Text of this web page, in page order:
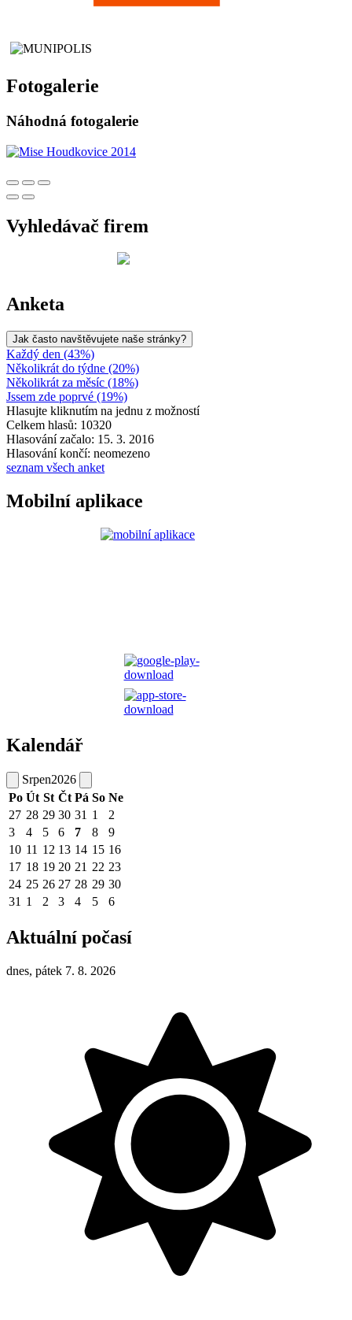
Fotogalerie
Náhodná fotogalerie
Vyhledávač firem
Anketa
Jak často navštěvujete naše stránky?
Každý den (43%)
Několikrát do týdne (20%)
Několikrát za měsíc (18%)
Jssem zde poprvé (19%)
Hlasujte kliknutím na jednu z možností
Celkem hlasů: 10320
Hlasování začalo: 15. 3. 2016
Hlasování končí: neomezeno
seznam všech anket
Mobilní aplikace
Kalendář
Srpen2026
Po Út St Čt Pá So Ne
27 28 29 30 31 1
2
3
4 5 6 7 8
9
10 11 12 13 14 15 16
17 18 19 20 21 22 23
24 25 26 27 28 29 30
31 1 2 3 4 5 6
Aktuální počasí
dnes, pátek 7. 8. 2026